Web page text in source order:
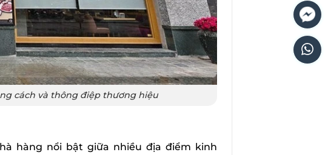
cách và thông điệp thương hiệu
hàng nổi bật giữa nhiều địa điểm kinh